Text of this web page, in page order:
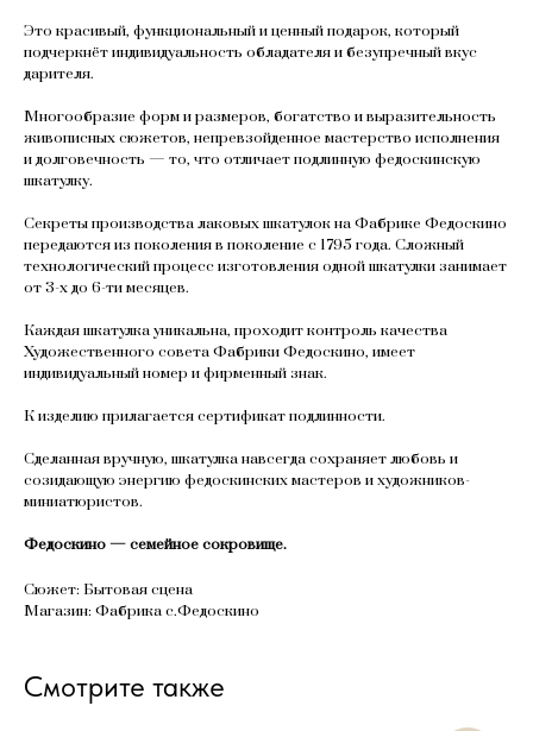
Это красивый, функциональный и ценный подарок, который
подчеркнёт индивидуальность обладателя и безупречный вкус
дарителя.
Многообразие форм и размеров, богатство и выразительность
живописных сюжетов, непревзойденное мастерство исполнения
и долговечность — то, что отличает подлинную федоскинскую
шкатулку.
Секреты производства лаковых шкатулок на Фабрике Федоскино
передаются из поколения в поколение с 1795 года. Сложный
технологический процесс изготовления одной шкатулки занимает
от 3-х до 6-ти месяцев.
Каждая шкатулка уникальна, проходит контроль качества
Художественного совета Фабрики Федоскино, имеет
индивидуальный номер и фирменный знак.
К изделию прилагается сертификат подлинности.
Сделанная вручную, шкатулка навсегда сохраняет любовь и
созидающую энергию федоскинских мастеров и художников-
миниатюристов.
Федоскино — семейное сокровище.
Сюжет: Бытовая сцена
Магазин: Фабрика с.Федоскино
Смотрите также